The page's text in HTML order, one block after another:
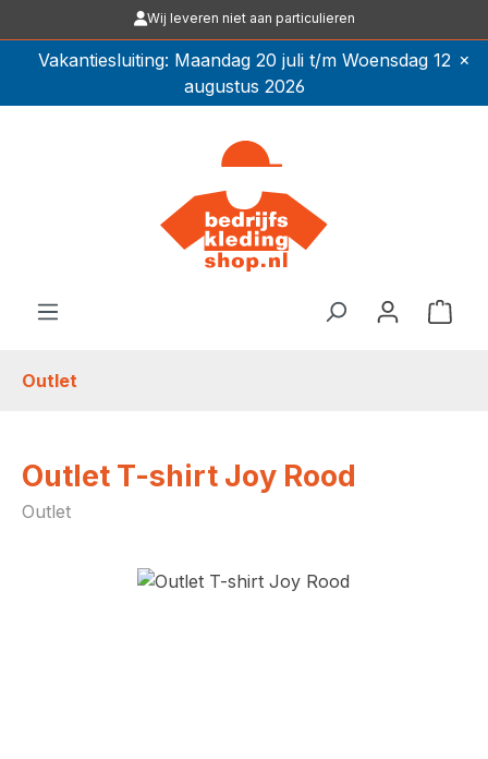
Ga naar de hoofdinhoudWij leveren niet aan particulieren
Vakantiesluiting: Maandag 20 juli t/m Woensdag 12
augustus 2026
×
Outlet
Outlet T-shirt Joy Rood
Outlet
Afbeeldingengalerij overslaan